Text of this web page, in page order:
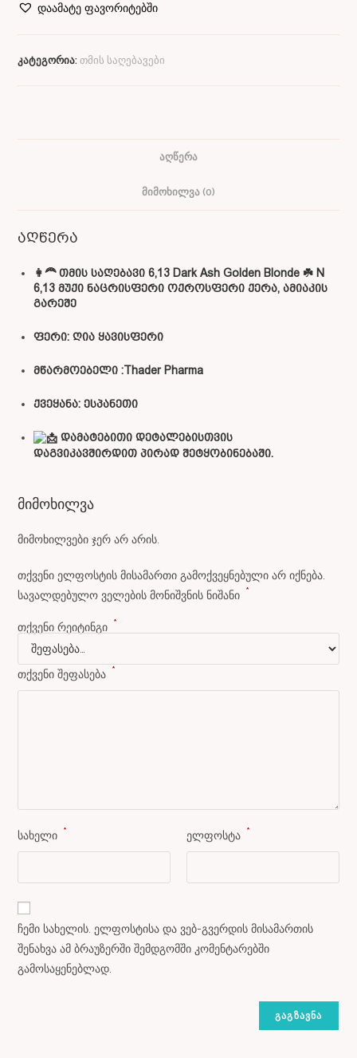
დაამატე ფავორიტებში
კატეგორია:თმის საღებავები
ᲐᲦᲬᲔᲠᲐ
ᲛᲘᲛᲝᲮᲘᲚᲕᲐ (0)
აღწერა
👩‍🦰 თმის საღებავი 6,13 Dark Ash Golden Blonde ☘️ N
6,13 მუქი ნაცრისფერი ოქროსფერი ქერა, ამიაკის
გარეშე
ფერი: ღია ყავისფერი
მწარმოებელი :Thader Pharma
ქვეყანა: ესპანეთი
დამატებითი დეტალებისთვის
დაგვიკავშირდით პირად შეტყობინებაში.
მიმოხილვა
მიმოხილვები ჯერ არ არის.
თქვენი ელფოსტის მისამართი გამოქვეყნებული არ იქნება.
სავალდებულო ველების მონიშვნის ნიშანი *
თქვენი რეიტინგი *
თქვენი შეფასება *
სახელი * ელფოსტა *
ჩემი სახელის. ელფოსტისა და ვებ-გვერდის მისამართის
შენახვა ამ ბრაუზერში შემდგომში კომენტარებში
გამოსაყენებლად.